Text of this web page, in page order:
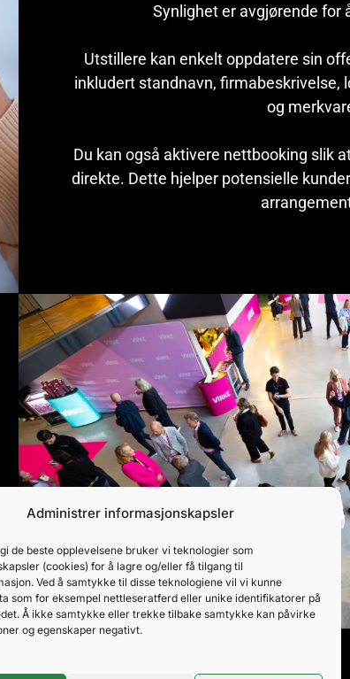
Administrer informasjonskapsler
de beste opplevelsene bruker vi teknologier som
(cookies) for å lagre og/eller få tilgang til
Ved å samtykke til disse teknologiene vil vi kunne
som for eksempel nettleseratferd eller unike identifikatorer på
Å ikke samtykke eller trekke tilbake samtykke kan påvirke
og egenskaper negativt.
Synlighet er avgjørende for
Utstillere kan enkelt oppdatere sin
inkludert standnavn, firmabeskrivelse,
og
Du kan også aktivere nettbooking slik
direkte. Dette hjelper potensielle